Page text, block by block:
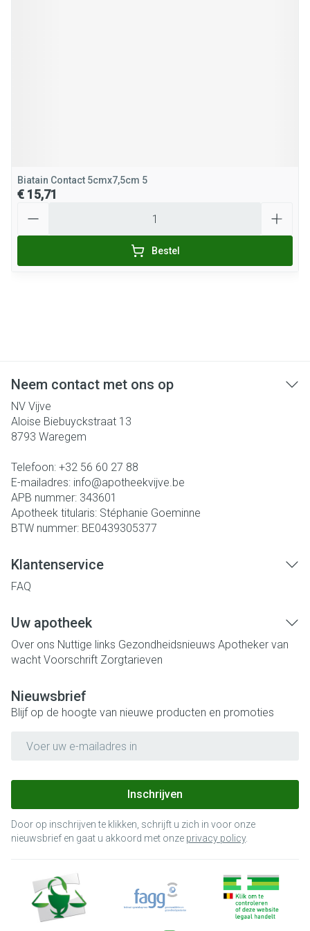
Biatain Contact 5cmx7,5cm 5
€ 15,71
Bestel
Neem contact met ons op
NV Vijve
Aloise Biebuyckstraat 13
8793 Waregem
Telefoon: +32 56 60 27 88
E-mailadres: info@apotheekvijve.be
APB nummer: 343601
Apotheek titularis: Stéphanie Goeminne
BTW nummer: BE0439305377
Klantenservice
FAQ
Uw apotheek
Over ons Nuttige links Gezondheidsnieuws Apotheker van
wacht Voorschrift Zorgtarieven
Nieuwsbrief
Blijf op de hoogte van nieuwe producten en promoties
Inschrijven
Door op inschrijven te klikken, schrijft u zich in voor onze
nieuwsbrief en gaat u akkoord met onze privacy policy.